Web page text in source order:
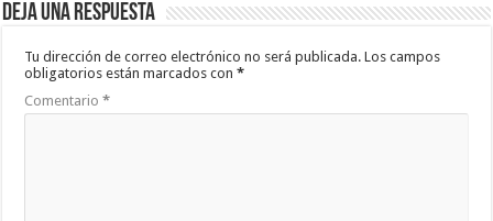
Deja una respuesta
Tu dirección de correo electrónico no será publicada. Los campos
obligatorios están marcados con*
Comentario*